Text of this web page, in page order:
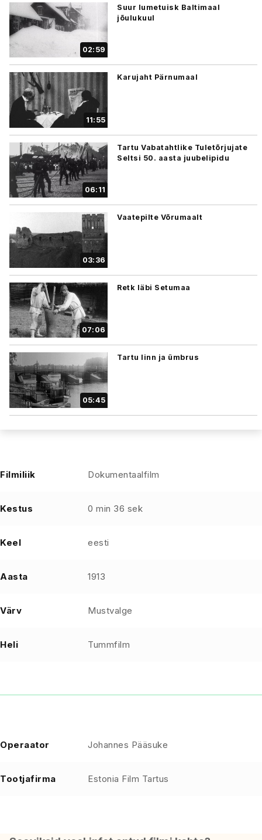
02:59
Suur lumetuisk Baltimaal
jõulukuul
11:55
Karujaht Pärnumaal
06:11
Tartu Vabatahtlike Tuletõrjujate
Seltsi 50. aasta juubelipidu
03:36
Vaatepilte Võrumaalt
07:06
Retk läbi Setumaa
05:45
Tartu linn ja ümbrus
Filmiliik Dokumentaalfilm
Kestus 0 min 36 sek
Keel eesti
Aasta 1913
Värv Mustvalge
Heli Tummfilm
Operaator Johannes Pääsuke
Tootjafirma Estonia Film Tartus